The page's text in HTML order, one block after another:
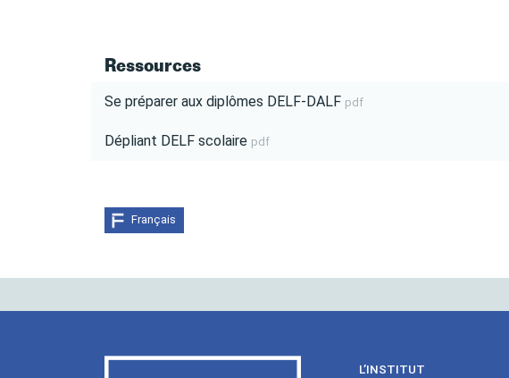
Ressources
Se préparer aux diplômes DELF-DALF pdf
Dépliant DELF scolaire pdf
Français
L’INSTITUT